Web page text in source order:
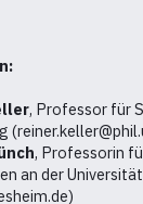
, Professor für
, Professorin
an der